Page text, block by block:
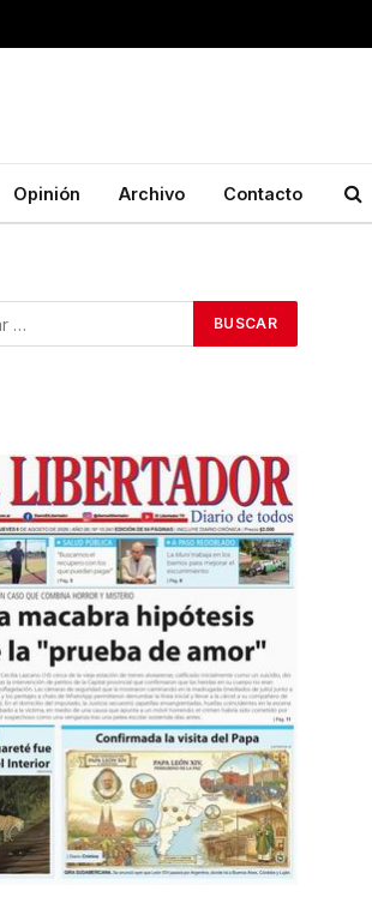
Opinión Archivo Contacto